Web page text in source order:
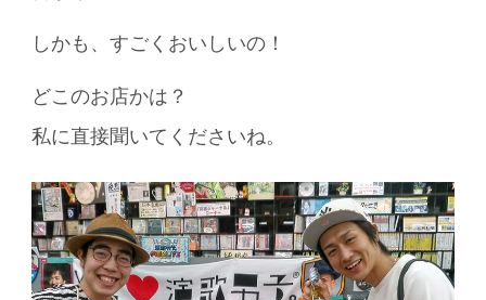
しかも、すごくおいしいの！
どこのお店かは？
私に直接聞いてくださいね。